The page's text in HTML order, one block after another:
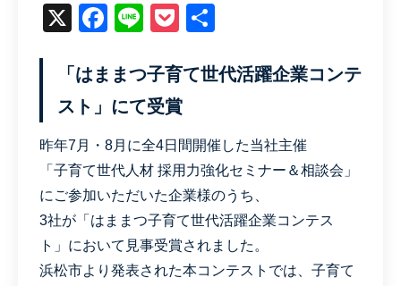
X Facebook
LinePocket
「はままつ子育て世代活躍企業コンテ
スト」にて受賞
昨年7月・8月に全4日間開催した当社主催
「子育て世代人材 採用力強化セミナー＆相談会」
にご参加いただいた企業様のうち、
3社が「はままつ子育て世代活躍企業コンテス
ト」において見事受賞されました。
浜松市より発表された本コンテストでは、子育て